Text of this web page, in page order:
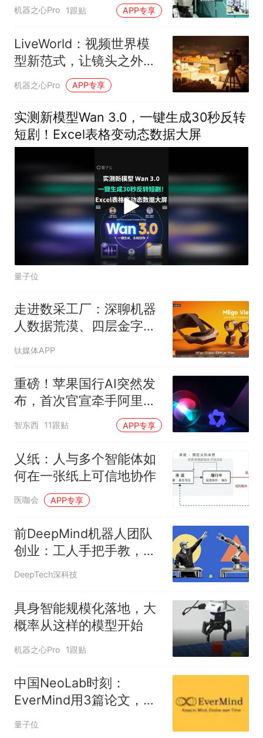
机器之心Pro 1跟贴 APP专享
LiveWorld：视频世界模
型新范式，让镜头之外的
世界继续演化
机器之心Pro APP专享
实测新模型Wan 3.0，一键生成30秒反转
短剧！Excel表格变动态数据大屏
量子位
走进数采工厂：深聊机器
人数据荒漠、四层金字塔
与种树人
钛媒体APP
重磅！苹果国行AI突然发
布，首次官宣牵手阿里，
Mac用上千问了
智东西 11跟贴 APP专享
乂纸：人与多个智能体如
何在一张纸上可信地协作
医咖会 APP专享
前DeepMind机器人团队
创业：工人手把手教，机
器人10分钟学会新技能
DeepTech深科技
具身智能规模化落地，大
概率从这样的模型开始
机器之心Pro 1跟贴
中国NeoLab时刻：
EverMind用3篇论文，交
出全栈自进化首份答卷
量子位